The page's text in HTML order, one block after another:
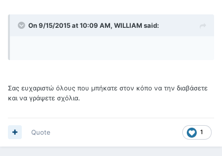
On 9/15/2015 at 10:09 AM, WILLIAM said:
Σας ευχαριστώ όλους που μπήκατε στον κόπο να την διαβάσετε
και να γράψετε σχόλια.
1
Quote